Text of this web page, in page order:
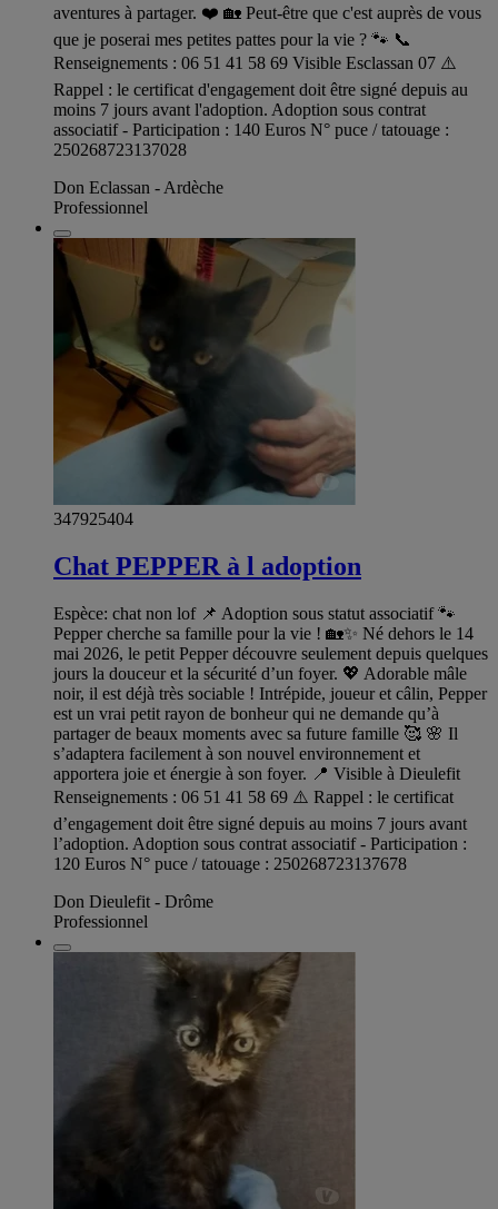
aventures à partager. ❤️ 🏡 Peut-être que c'est auprès de vous
que je poserai mes petites pattes pour la vie ? 🐾 📞
Renseignements : 06 51 41 58 69 Visible Esclassan 07 ⚠️
Rappel : le certificat d'engagement doit être signé depuis au
moins 7 jours avant l'adoption. Adoption sous contrat
associatif - Participation : 140 Euros N° puce / tatouage :
250268723137028
Don Eclassan - Ardèche
Professionnel
347925404
Chat PEPPER à l adoption
Espèce: chat non lof 📌 Adoption sous statut associatif 🐾
Pepper cherche sa famille pour la vie ! 🏡✨ Né dehors le 14
mai 2026, le petit Pepper découvre seulement depuis quelques
jours la douceur et la sécurité d’un foyer. 💖 Adorable mâle
noir, il est déjà très sociable ! Intrépide, joueur et câlin, Pepper
est un vrai petit rayon de bonheur qui ne demande qu’à
partager de beaux moments avec sa future famille 🥰 🌸 Il
s’adaptera facilement à son nouvel environnement et
apportera joie et énergie à son foyer. 📍 Visible à Dieulefit
Renseignements : 06 51 41 58 69 ⚠️ Rappel : le certificat
d’engagement doit être signé depuis au moins 7 jours avant
l’adoption. Adoption sous contrat associatif - Participation :
120 Euros N° puce / tatouage : 250268723137678
Don Dieulefit - Drôme
Professionnel